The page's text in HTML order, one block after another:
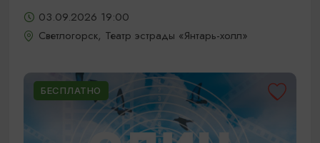
03.09.2026 19:00
Светлогорск, Театр эстрады «Янтарь-холл»
БЕСПЛАТНО